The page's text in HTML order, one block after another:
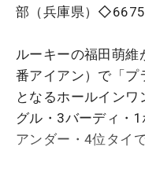
部（兵庫県）
ルーキーの福田萌
番アイアン）で「プ
となるホールイン
グル・3バーディ・
アンダー・4位タイ